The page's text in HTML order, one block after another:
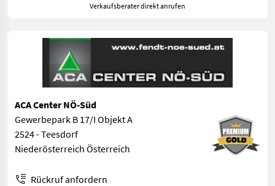
Verkaufsberater direkt anrufen
ACA Center NÖ-Süd
Gewerbepark B 17/I Objekt A
2524 - Teesdorf
Niederösterreich Österreich
Rückruf anfordern